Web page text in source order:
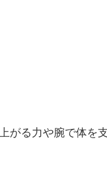
がる力や腕で体を